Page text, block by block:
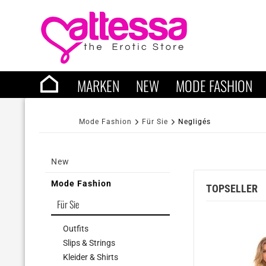
MARKEN NEW MODE FASHION
Mode Fashion Für Sie Negligés
New
Mode Fashion
Für Sie
Outfits
Slips & Strings
Kleider & Shirts
TOPSELLER